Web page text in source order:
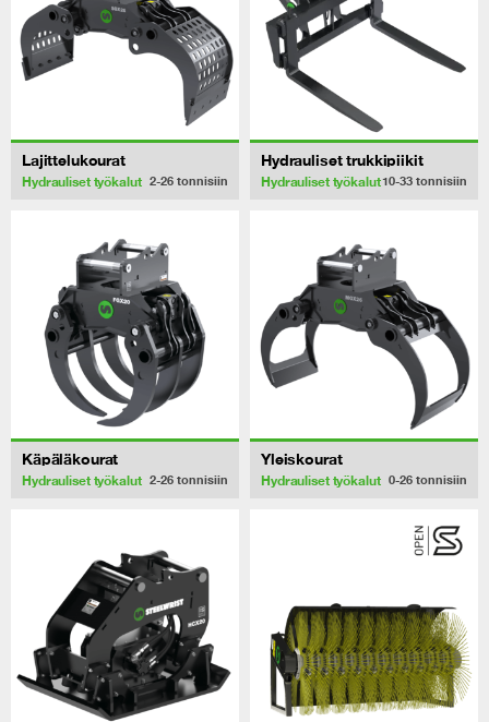
Lajittelukourat
Hydrauliset työkalut 2-26 tonnisiin
Hydrauliset trukkipiikit
Hydrauliset työkalut10-33 tonnisiin
Käpäläkourat
Hydrauliset työkalut 2-26 tonnisiin
Yleiskourat
Hydrauliset työkalut 0-26 tonnisiin